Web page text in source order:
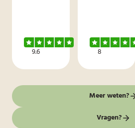
9.6 8
Meer weten?
Vragen?